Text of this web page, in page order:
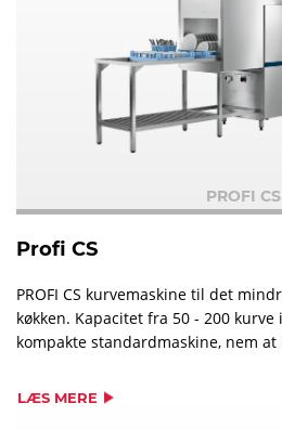
PROFI CS
Profi CS
PROFI CS kurvemaskine til det
køkken. Kapacitet fra 50 - 200
kompakte standardmaskine, nem
uden, eller med lille og stor forvask.
LÆS MERE